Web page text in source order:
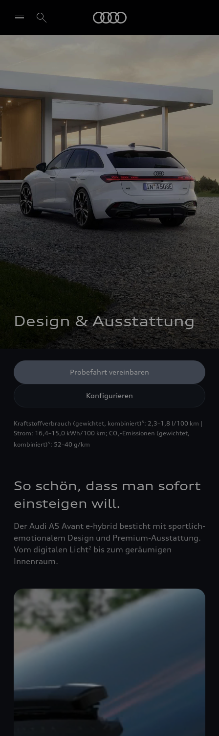
Design & Ausstattung
Probefahrt vereinbaren
Design & Ausstattung
Probefahrt vereinbaren
Konfigurieren
Kraftstoffverbrauch (gewichtet, kombiniert) 5 : 2,3–1,8 l/100 km |
Strom: 16,4–15,0 kWh/100 km; CO₂-Emissionen (gewichtet,
kombiniert) 5 : 52–40 g/km
So schön, dass man sofort
einsteigen will.
Der Audi A5 Avant e-hybrid besticht mit sportlich-
emotionalem Design und Premium-Ausstattung.
Vom digitalen Licht2 bis zum geräumigen
Innenraum.